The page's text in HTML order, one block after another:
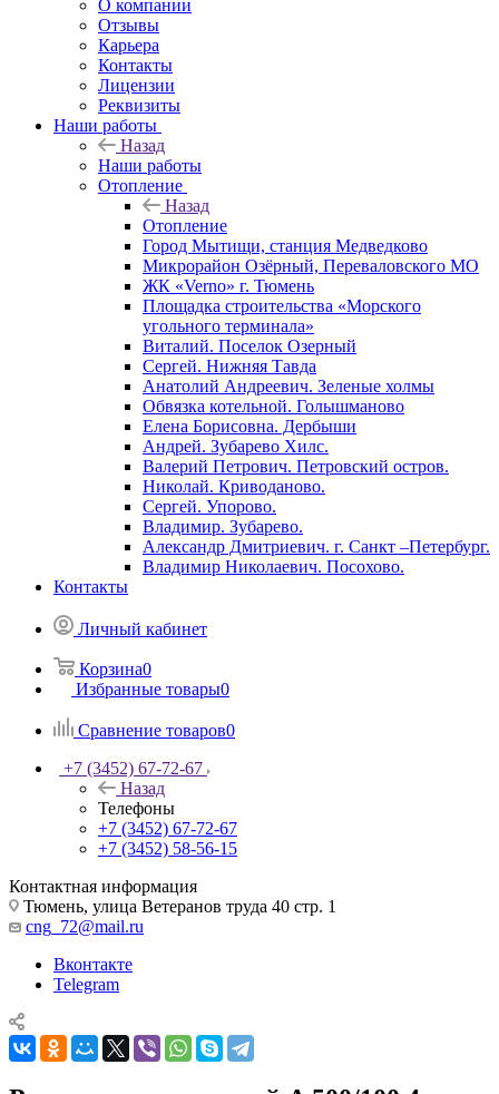
О компании
Отзывы
Карьера
Контакты
Лицензии
Реквизиты
Наши работы
Назад
Наши работы
Отопление
Назад
Отопление
Город Мытищи, станция Медведково
Микрорайон Озёрный, Переваловского МО
ЖК «Verno» г. Тюмень
Площадка строительства «Морского
угольного терминала»
Виталий. Поселок Озерный
Сергей. Нижняя Тавда
Анатолий Андреевич. Зеленые холмы
Обвязка котельной. Голышманово
Елена Борисовна. Дербыши
Андрей. Зубарево Хилс.
Валерий Петрович. Петровский остров.
Николай. Криводаново.
Сергей. Упорово.
Владимир. Зубарево.
Александр Дмитриевич. г. Санкт –Петербург.
Владимир Николаевич. Посохово.
Контакты
Личный кабинет
Корзина0
Избранные товары0
Сравнение товаров0
+7 (3452) 67-72-67
Назад
Телефоны
+7 (3452) 67-72-67
+7 (3452) 58-56-15
Контактная информация
Тюмень, улица Ветеранов труда 40 стр. 1
cng_72@mail.ru
Вконтакте
Telegram